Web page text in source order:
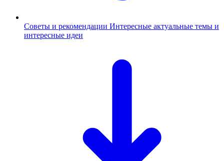
Советы и рекомендации Интересные актуальные темы и
интересные идеи